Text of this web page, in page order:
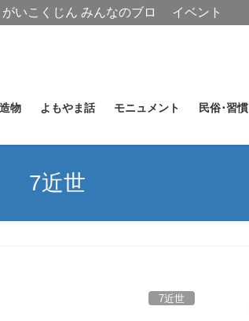
物 よもやま話 モニュメント 民俗･習慣
7近世
7近世
がいこくじん みんなのブロ
イベント